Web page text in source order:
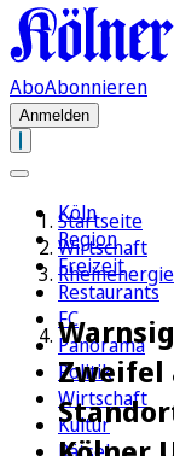
AboAbonnieren
Anmelden
Köln
Region
Freizeit
Restaurants
FC
Panorama
Politik
Wirtschaft
Kultur
Startseite
Wirtschaft
Rheinenergie
Zweifel